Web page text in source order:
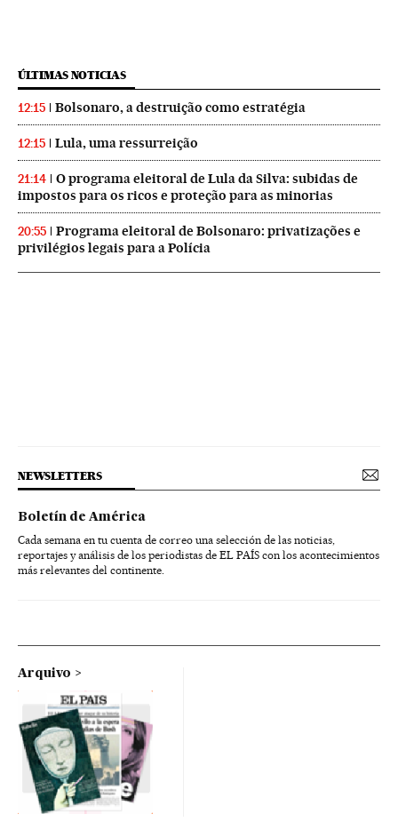
ÚLTIMAS NOTICIAS
12:15 Bolsonaro, a destruição como estratégia
12:15 Lula, uma ressurreição
21:14
O programa eleitoral de Lula da Silva: subidas de
impostos para os ricos e proteção para as minorias
20:55
Programa eleitoral de Bolsonaro: privatizações e
privilégios legais para a Polícia
NEWSLETTERS
Boletín de América
Cada semana en tu cuenta de correo una selección de las noticias,
reportajes y análisis de los periodistas de EL PAÍS con los acontecimientos
más relevantes del continente.
Arquivo